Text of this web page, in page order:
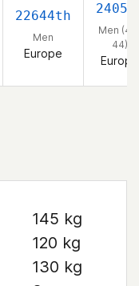
22644th
Men
Europe
Men
44)
Europe
145 kg
120 kg
130 kg